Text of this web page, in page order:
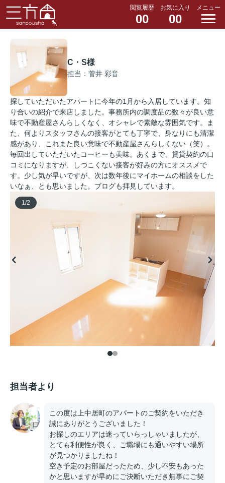
閲覧履歴
00
お気に入り
00
メニュー
C・S様
担当：菅井 彩音
探していただいたアパートに今年の1月から入居しています。知
り合いの紹介で来店しました。事務所内の調度品の数々が良い意
味で不動産屋さんらしくなく、オシャレで素敵な雰囲気です。ま
た、何よりスタッフさんの接客がとても丁寧で、身なりにも清潔
感があり、これまた良い意味で不動産屋さんらしくない（笑）。
毎回出していただいたコーヒーも美味。あくまで、賃貸契約の口
コミになりますが、しつこくない接客が好みの方にオススメで
す。少し気が早いですが、次は数年後にマイホームの相談をした
いなぁ、とも思いました。ブログも拝見しています。
1/2
担当者より
この度は上中居町のアパートのご契約をいただき
誠にありがとうございました！
お探しのエリアは迷っていらっしゃいましたが、
とても利便性が良く、ご職場にも通いやすい場所
が見つかりましたね！
空き予定のお部屋だったため、少し不安もあった
かと思いますが早めにご決断いただき無事にご契